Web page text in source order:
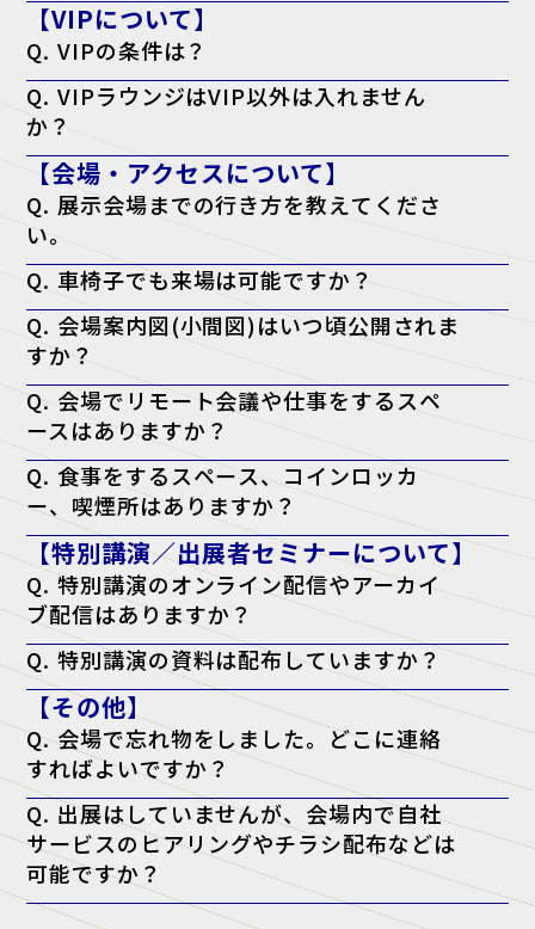
て結構です。
【VIPについて】
Q. VIPの条件は？
ている方が対象となります。
Q. VIPラウンジはVIP以外は入れません
か？
A. はい。ただし、VIPの同行者の方はご一緒に利用される場合のみ可能
です。
【会場・アクセスについて】
Q. 展示会場までの行き方を教えてくださ
い。
A. アクセスページよりご確認ください。
アクセスページはこちら
Q. 車椅子でも来場は可能ですか？
A. はい、可能です。会場内はバリアフリー対応となっております。
Q. 会場案内図(小間図)はいつ頃公開されま
すか？
A. 開催日の前週に、公式サイトにて公開予定です。
Q. 会場でリモート会議や仕事をするスペ
ースはありますか？
A. はい。会場内に無料の「テレワークラウンジ」をご用意しておりま
すので、そちらをご利用ください。
Q. 食事をするスペース、コインロッカ
ー、喫煙所はありますか？
A. はい。会場となる施設内に、飲食店・コンビニ・コインロッカー・
喫煙所がございます。詳しくは会場施設のウェブサイトをご確認くださ
い。【特別講演／出展者セミナーについて】
Q. 特別講演のオンライン配信やアーカイ
ブ配信はありますか？
A. 申し訳ございませんが、配信は行っておりません。当日、現地会場
でのご聴講のみとなります。
Q. 特別講演の資料は配布していますか？
A. 原則として資料配布は行っておりません。ただし、チケットに「資
料配布対象」と記載がある講演に限り、アンケート回答者へ配布いたし
ます。（※講師の都合により配布できない場合もございます）
【その他】
Q. 会場で忘れ物をしました。どこに連絡
すればよいですか？
A. 忘れ物に関しては、会場となった施設へ直接お問い合わせをお願い
いたします。
Q. 出展はしていませんが、会場内で自社
サービスのヒアリングやチラシ配布などは
可能ですか？
A. 当展示会では、正規出展者様以外の許可のない営業・宣伝活動を一
切禁止しております。